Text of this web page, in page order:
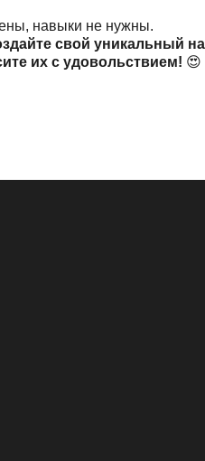
навыки не нужны.
свой уникальный
их с удовольствием! 😍